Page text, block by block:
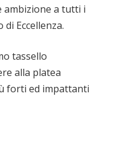
ambizione a tutti i
Eccellenza.
tassello
alla platea
forti ed impattanti